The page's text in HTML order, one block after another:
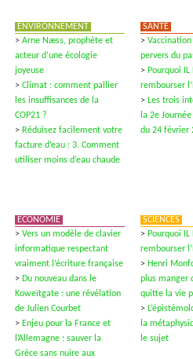
ENVIRONNEMENT
> Arne Næss, prophète et
acteur d’une écologie
joyeuse
> Climat : comment pallier
les insuffisances de la
COP21 ?
> Réduisez facilement votre
facture d’eau : 3. Comment
utiliser moins d’eau chaude
SANTÉ
>
pervers du
> Pourquoi IL
rembourser
> Les trois
la 2e
du 24 février
ECONOMIE
> Vers un modèle de clavier
informatique respectant
vraiment l’écriture française
> Du nouveau dans le
Koweïtgate : une révélation
de Julien Courbet
> Enjeu pour la France et
l’Allemagne : sauver la
Grèce sans nuire aux
SCIENCES
> Pourquoi IL
rembourser
> Henri
plus manger
quitte la vie
>
la
le sujet